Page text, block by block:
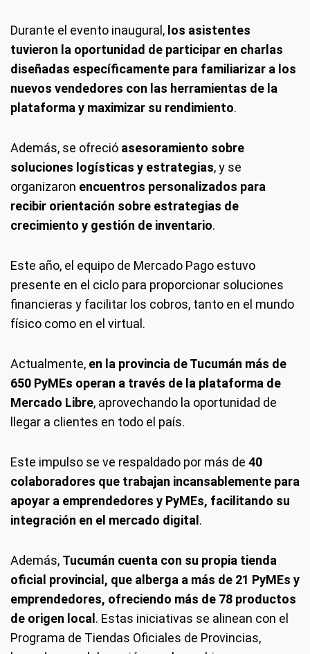
Durante el evento inaugural, los asistentes
tuvieron la oportunidad de participar en charlas
diseñadas específicamente para familiarizar a los
nuevos vendedores con las herramientas de la
plataforma y maximizar su rendimiento.
Además, se ofreció asesoramiento sobre
soluciones logísticas y estrategias, y se
organizaron encuentros personalizados para
recibir orientación sobre estrategias de
crecimiento y gestión de inventario.
Este año, el equipo de Mercado Pago estuvo
presente en el ciclo para proporcionar soluciones
financieras y facilitar los cobros, tanto en el mundo
físico como en el virtual.
Actualmente, en la provincia de Tucumán más de
650 PyMEs operan a través de la plataforma de
Mercado Libre, aprovechando la oportunidad de
llegar a clientes en todo el país.
Este impulso se ve respaldado por más de 40
colaboradores que trabajan incansablemente para
apoyar a emprendedores y PyMEs, facilitando su
integración en el mercado digital.
Además, Tucumán cuenta con su propia tienda
oficial provincial, que alberga a más de 21 PyMEs y
emprendedores, ofreciendo más de 78 productos
de origen local. Estas iniciativas se alinean con el
Programa de Tiendas Oficiales de Provincias,